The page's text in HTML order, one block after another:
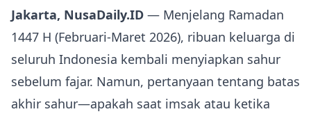
Jakarta, NusaDaily.ID — Menjelang Ramadan
1447 H (Februari‑Maret 2026), ribuan keluarga di
seluruh Indonesia kembali menyiapkan sahur
sebelum fajar. Namun, pertanyaan tentang batas
akhir sahur—apakah saat imsak atau ketika